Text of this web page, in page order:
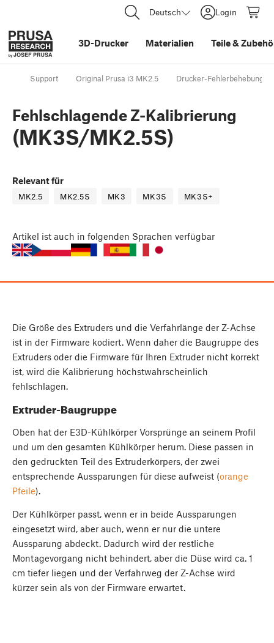
Deutsch Login
3D-Drucker Materialien Teile&
Support Original Prusa i3 MK2.5 Drucker-Fehlerbehebung
Fehlschlagende Z-Kalibrierung
(MK3S/MK2.5S)
Relevant für
MK2.5 MK2.5S MK3 MK3S MK3S+
Artikel ist auch in folgenden Sprachen verfügbar
Die Größe des Extruders und die Verfahrlänge der Z-Achse
ist in der Firmware kodiert. Wenn daher die Baugruppe des
Extruders oder die Firmware für Ihren Extruder nicht korrekt
ist, wird die Kalibrierung höchstwahrscheinlich
fehlschlagen.
Extruder-Baugruppe
Oben hat der E3D-Kühlkörper Vorsprünge an seinem Profil
und um den gesamten Kühlkörper herum. Diese passen in
den gedruckten Teil des Extruderkörpers, der zwei
entsprechende Aussparungen für diese aufweist (orange
Pfeile).
Der Kühlkörper passt, wenn er in beide Aussparungen
eingesetzt wird, aber auch, wenn er nur die untere
Aussparung abdeckt. Dadurch wird der restliche
Montagevorgang nicht behindert, aber die Düse wird ca. 1
cm tiefer liegen und der Verfahrweg der Z-Achse wird
kürzer sein als von der Firmware erwartet.